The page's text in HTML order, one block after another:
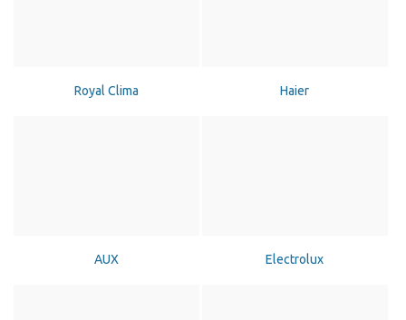
Royal Clima Haier
AUX Electrolux